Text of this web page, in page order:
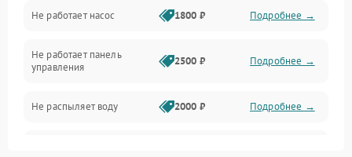
Вода
Гигиена
Программное обеспечение
Не работает насос 1800 ₽ Подробнее →
Не работает панель
управления
2500 ₽ Подробнее →
Не распыляет воду 2000 ₽ Подробнее →